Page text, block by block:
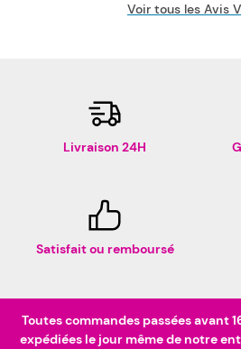
Voir tous les Avis
Livraison 24H
Satisfait ou remboursé
Toutes commandes passées avant
expédiées le jour même de notre